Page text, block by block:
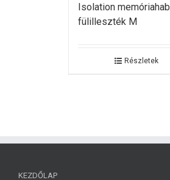
Isolation memóriahab
fülilleszték M
Részletek
KEZDŐLAP